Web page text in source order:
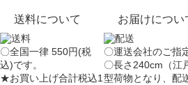
送料について
〇全国一律 550円(税
込)です。
★お買い上げ合計税込1
お届けについ
〇運送会社のご指
〇長さ240cm（江
型荷物となり、配